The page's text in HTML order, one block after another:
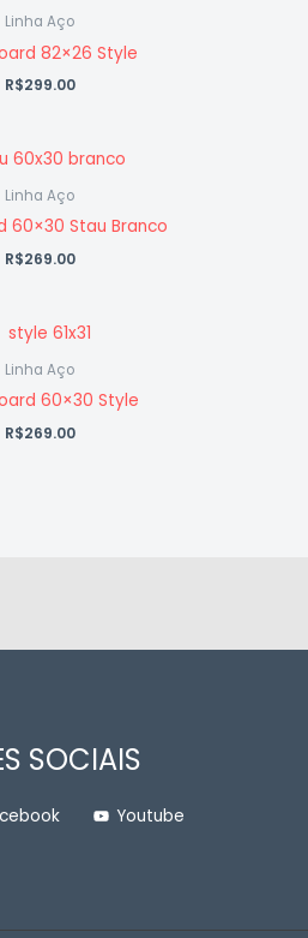
Linha Aço
82×26 Style
R$299.00
Linha Aço
60×30 Stau Branco
R$269.00
Linha Aço
60×30 Style
R$269.00
SOCIAIS
Youtube